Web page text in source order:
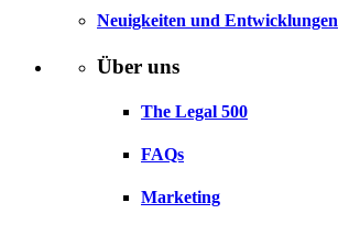
Neuigkeiten und Entwicklungen
Über uns
The Legal 500
FAQs
Marketing